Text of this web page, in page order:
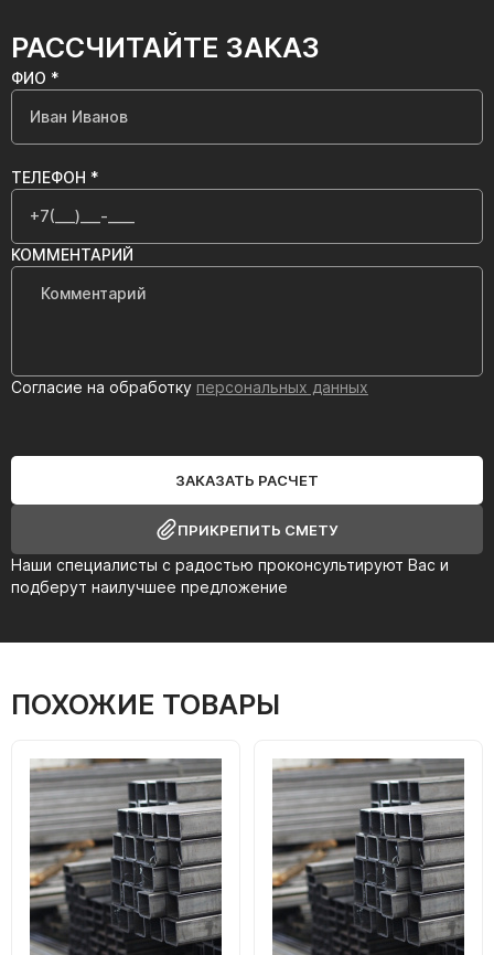
РАССЧИТАЙТЕ ЗАКАЗ
Наши специалисты с радостью проконсультируют Вас и
подберут наилучшее предложение
ФИО *
ТЕЛЕФОН *
КОММЕНТАРИЙ
Согласие на обработку персональных данных
ЗАКАЗАТЬ РАСЧЕТ
ПРИКРЕПИТЬ СМЕТУ
ПОХОЖИЕ ТОВАРЫ